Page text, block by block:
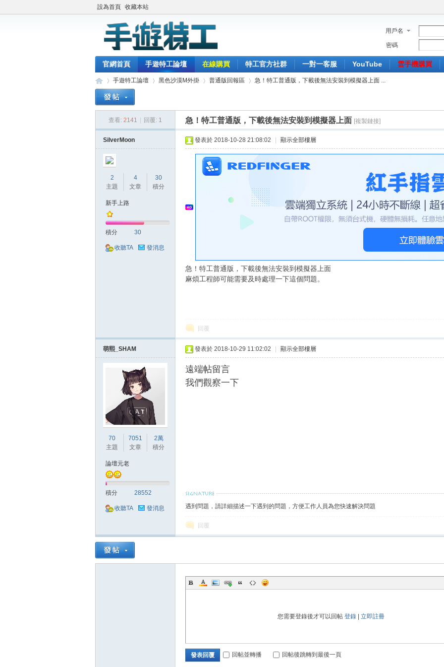
設為首頁 收藏本站
用戶名
密碼
官網首頁 手遊特工論壇 在線購買 特工官方社群 一對一客服 YouTube 雲手機購買
手遊特工論壇
›
黑色沙漠M外掛 普通版回報區
›
急！特工普通版，下載後無法安裝到模擬器上面 ...
查看: 2141 回覆: 1 急！特工普通版，下載後無法安裝到模擬器上面 [複製鏈接]
SilverMoon
2
主題
4
文章
30
積分
新手上路
積分 30
收聽TA 發消息
發表於 2018-10-28 21:08:02 顯示全部樓層
急！特工普通版，下載後無法安裝到模擬器上面
麻煩工程師可能需要及時處理一下這個問題。
回覆
萌熙_SHAM
70
主題
7051
文章
2萬
積分
論壇元老
積分 28552
收聽TA 發消息
發表於 2018-10-29 11:02:02 顯示全部樓層
遠端帖留言
我們觀察一下
遇到問題，請詳細描述一下遇到的問題，方便工作人員為您快速解決問題
回覆
您需要登錄後才可以回帖 登錄| 立即註冊
發表回覆 回帖並轉播 回帖後跳轉到最後一頁